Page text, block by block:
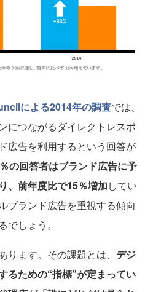
による2014年の調査では、
につながるダイレクトレスポ
広告を利用するという回答が
の回答者はブランド広告に予
、前年度比で15％増加してい
ブランド広告を重視する傾向
でしょう。
ます。その課題とは、 デジ
るための“指標”が定まってい